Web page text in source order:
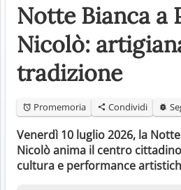
Notte Bianca a
Nicolò:
tradizione
Promemoria Condividi
Venerdì 10 luglio 2026, la
Nicolò anima il centro
cultura e performance